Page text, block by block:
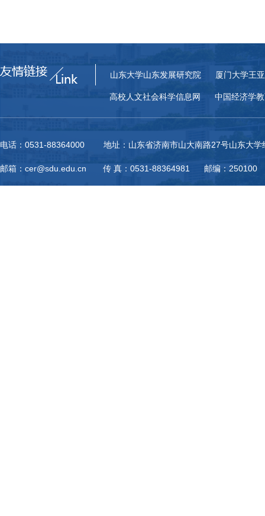
山东大学山东发展研究院 厦门大学王
高校人文社会科学信息网 中国经济学
电话：0531-88364000 地址：山东省济南市山大南路27号山东大学
邮箱：cer@sdu.edu.cn 传 真：0531-88364981 邮编：250100